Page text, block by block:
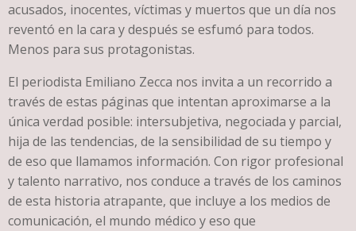
acusados, inocentes, víctimas y muertos que un día nos
reventó en la cara y después se esfumó para todos.
Menos para sus protagonistas.
El periodista Emiliano Zecca nos invita a un recorrido a
través de estas páginas que intentan aproximarse a la
única verdad posible: intersubjetiva, negociada y parcial,
hija de las tendencias, de la sensibilidad de su tiempo y
de eso que llamamos información. Con rigor profesional
y talento narrativo, nos conduce a través de los caminos
de esta historia atrapante, que incluye a los medios de
comunicación, el mundo médico y eso que